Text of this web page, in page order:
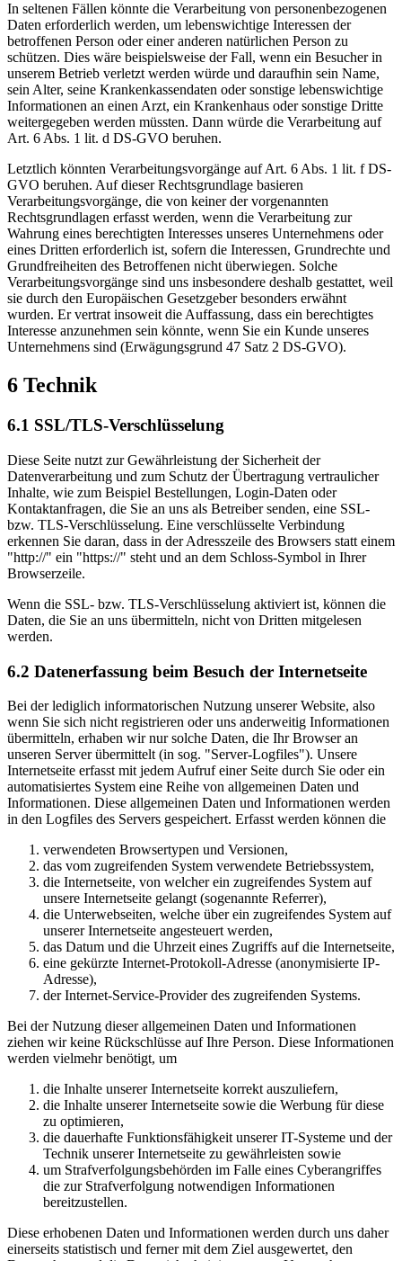
In seltenen Fällen könnte die Verarbeitung von personenbezogenen
Daten erforderlich werden, um lebenswichtige Interessen der
betroffenen Person oder einer anderen natürlichen Person zu
schützen. Dies wäre beispielsweise der Fall, wenn ein Besucher in
unserem Betrieb verletzt werden würde und daraufhin sein Name,
sein Alter, seine Krankenkassendaten oder sonstige lebenswichtige
Informationen an einen Arzt, ein Krankenhaus oder sonstige Dritte
weitergegeben werden müssten. Dann würde die Verarbeitung auf
Art. 6 Abs. 1 lit. d DS-GVO beruhen.
Letztlich könnten Verarbeitungsvorgänge auf Art. 6 Abs. 1 lit. f DS-
GVO beruhen. Auf dieser Rechtsgrundlage basieren
Verarbeitungsvorgänge, die von keiner der vorgenannten
Rechtsgrundlagen erfasst werden, wenn die Verarbeitung zur
Wahrung eines berechtigten Interesses unseres Unternehmens oder
eines Dritten erforderlich ist, sofern die Interessen, Grundrechte und
Grundfreiheiten des Betroffenen nicht überwiegen. Solche
Verarbeitungsvorgänge sind uns insbesondere deshalb gestattet, weil
sie durch den Europäischen Gesetzgeber besonders erwähnt
wurden. Er vertrat insoweit die Auffassung, dass ein berechtigtes
Interesse anzunehmen sein könnte, wenn Sie ein Kunde unseres
Unternehmens sind (Erwägungsgrund 47 Satz 2 DS-GVO).
6 Technik
6.1 SSL/TLS-Verschlüsselung
Diese Seite nutzt zur Gewährleistung der Sicherheit der
Datenverarbeitung und zum Schutz der Übertragung vertraulicher
Inhalte, wie zum Beispiel Bestellungen, Login-Daten oder
Kontaktanfragen, die Sie an uns als Betreiber senden, eine SSL-
bzw. TLS-Verschlüsselung. Eine verschlüsselte Verbindung
erkennen Sie daran, dass in der Adresszeile des Browsers statt einem
"http://" ein "https://" steht und an dem Schloss-Symbol in Ihrer
Browserzeile.
Wenn die SSL- bzw. TLS-Verschlüsselung aktiviert ist, können die
Daten, die Sie an uns übermitteln, nicht von Dritten mitgelesen
werden.
6.2 Datenerfassung beim Besuch der Internetseite
Bei der lediglich informatorischen Nutzung unserer Website, also
wenn Sie sich nicht registrieren oder uns anderweitig Informationen
übermitteln, erhaben wir nur solche Daten, die Ihr Browser an
unseren Server übermittelt (in sog. "Server-Logfiles"). Unsere
Internetseite erfasst mit jedem Aufruf einer Seite durch Sie oder ein
automatisiertes System eine Reihe von allgemeinen Daten und
Informationen. Diese allgemeinen Daten und Informationen werden
in den Logfiles des Servers gespeichert. Erfasst werden können die
verwendeten Browsertypen und Versionen,
das vom zugreifenden System verwendete Betriebssystem,
die Internetseite, von welcher ein zugreifendes System auf
unsere Internetseite gelangt (sogenannte Referrer),
die Unterwebseiten, welche über ein zugreifendes System auf
unserer Internetseite angesteuert werden,
das Datum und die Uhrzeit eines Zugriffs auf die Internetseite,
eine gekürzte Internet-Protokoll-Adresse (anonymisierte IP-
Adresse),
der Internet-Service-Provider des zugreifenden Systems.
Bei der Nutzung dieser allgemeinen Daten und Informationen
ziehen wir keine Rückschlüsse auf Ihre Person. Diese Informationen
werden vielmehr benötigt, um
die Inhalte unserer Internetseite korrekt auszuliefern,
die Inhalte unserer Internetseite sowie die Werbung für diese
zu optimieren,
die dauerhafte Funktionsfähigkeit unserer IT-Systeme und der
Technik unserer Internetseite zu gewährleisten sowie
um Strafverfolgungsbehörden im Falle eines Cyberangriffes
die zur Strafverfolgung notwendigen Informationen
bereitzustellen.
Diese erhobenen Daten und Informationen werden durch uns daher
einerseits statistisch und ferner mit dem Ziel ausgewertet, den